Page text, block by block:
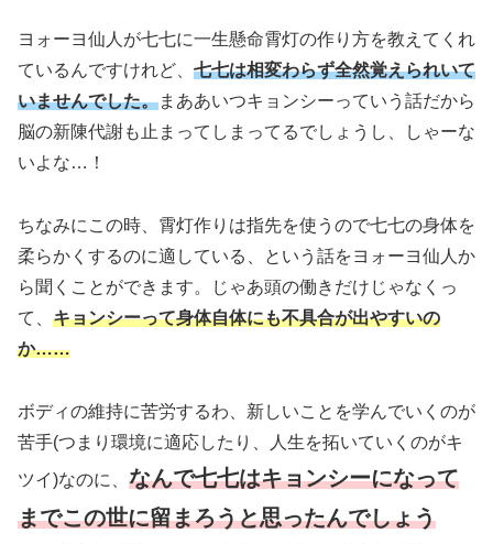
ヨォーヨ仙人が七七に一生懸命霄灯の作り方を教えてくれ
ているんですけれど、 七七は相変わらず全然覚えられいて
いませんでした。まああいつキョンシーっていう話だから
脳の新陳代謝も止まってしまってるでしょうし、しゃーな
いよな…！
ちなみにこの時、霄灯作りは指先を使うので七七の身体を
柔らかくするのに適している、という話をヨォーヨ仙人か
ら聞くことができます。じゃあ頭の働きだけじゃなくっ
て、 キョンシーって身体自体にも不具合が出やすいの
か……
ボディの維持に苦労するわ、新しいことを学んでいくのが
苦手(つまり環境に適応したり
人生を拓いていくのがキ
ツイ)なのに、 なんで七七はキョンシーになって
までこの世に留まろうと思ったんでしょう